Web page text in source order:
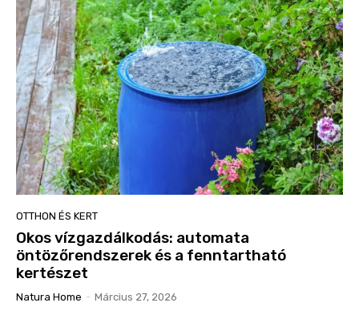
OTTHON ÉS KERT
Okos vízgazdálkodás: automata
öntözőrendszerek és a fenntartható
kertészet
Natura Home - Március 27, 2026